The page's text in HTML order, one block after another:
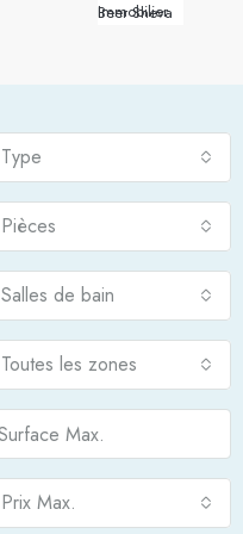
Immobilier Beer Sheva
Type
Pièces
Salles de bain
Toutes les zones
Prix Max.